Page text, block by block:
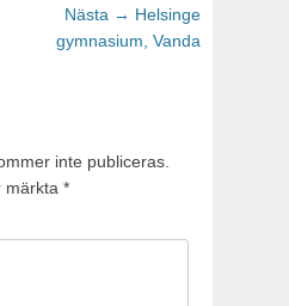
Nästa → Nästa
inlägg:
Helsinge
gymnasium, Vanda
inte publiceras.
märkta *